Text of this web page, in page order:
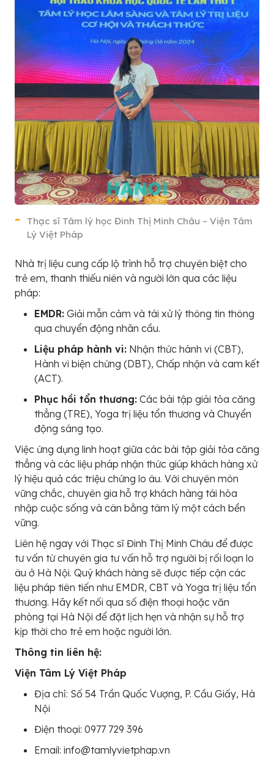
Thạc sĩ Tâm lý học Đinh Thị Minh Châu – Viện Tâm
Lý Việt Pháp
Nhà trị liệu cung cấp lộ trình hỗ trợ chuyên biệt cho
trẻ em, thanh thiếu niên và người lớn qua các liệu
pháp:
EMDR: Giải mẫn cảm và tái xử lý thông tin thông
qua chuyển động nhãn cầu.
Liệu pháp hành vi: Nhận thức hành vi (CBT),
Hành vi biện chứng (DBT), Chấp nhận và cam kết
(ACT).
Phục hồi tổn thương: Các bài tập giải tỏa căng
thẳng (TRE), Yoga trị liệu tổn thương và Chuyển
động sáng tạo.
Việc ứng dụng linh hoạt giữa các bài tập giải tỏa căng
thẳng và các liệu pháp nhận thức giúp khách hàng xử
lý hiệu quả các triệu chứng lo âu. Với chuyên môn
vững chắc, chuyên gia hỗ trợ khách hàng tái hòa
nhập cuộc sống và cân bằng tâm lý một cách bền
vững.
Liên hệ ngay với Thạc sĩ Đinh Thị Minh Châu để được
tư vấn từ chuyên gia tư vấn hỗ trợ người bị rối loạn lo
âu ở Hà Nội. Quý khách hàng sẽ được tiếp cận các
liệu pháp tiên tiến như EMDR, CBT và Yoga trị liệu tổn
thương. Hãy kết nối qua số điện thoại hoặc văn
phòng tại Hà Nội để đặt lịch hẹn và nhận sự hỗ trợ
kịp thời cho trẻ em hoặc người lớn.
Thông tin liên hệ:
Viện Tâm Lý Việt Pháp
Địa chỉ: Số 54 Trần Quốc Vượng, P. Cầu Giấy, Hà
Nội
Điện thoại: 0977 729 396
Email: info@tamlyvietphap.vn